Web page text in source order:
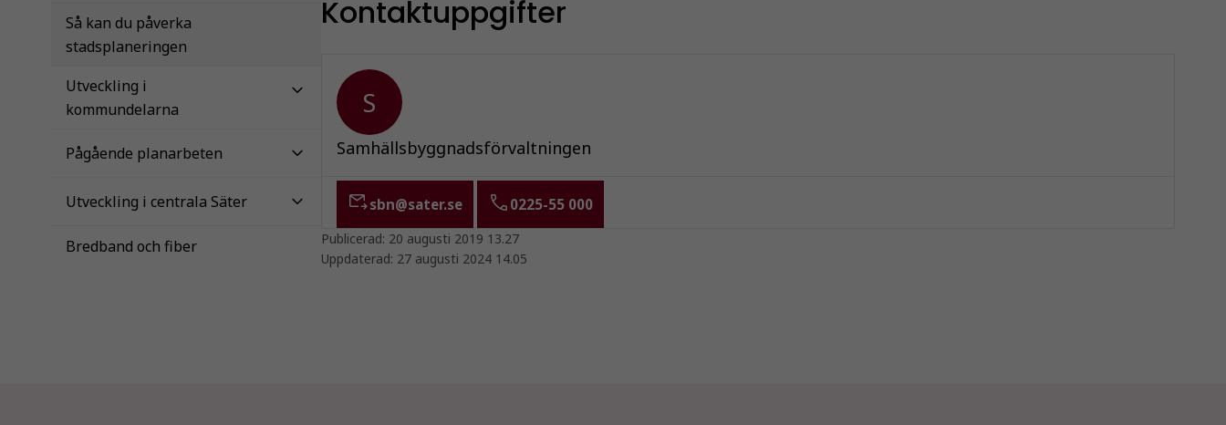
Så kan du påverka
stadsplaneringen
Utveckling i
kommundelarna
Pågående planarbeten
Utveckling i centrala Säter
Bredband och fiber
Kontaktuppgifter
S
Samhällsbyggnadsförvaltningen
sbn@sater.se 0225-55 000
Publicerad: 20 augusti 2019 13.27
Uppdaterad: 27 augusti 2024 14.05